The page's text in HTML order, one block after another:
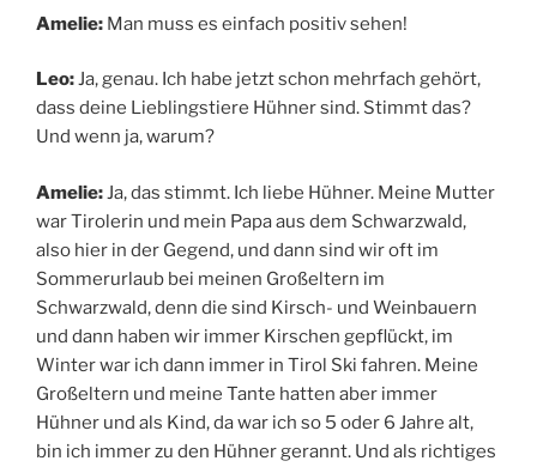
Amelie: Man muss es einfach positiv sehen!
Leo:Ja, genau. Ich habe jetzt schon mehrfach gehört,
dass deine Lieblingstiere Hühner sind. Stimmt das?
Und wenn ja, warum?
Amelie: Ja, das stimmt. Ich liebe Hühner. Meine Mutter
war Tirolerin und mein Papa aus dem Schwarzwald,
also hier in der Gegend, und dann sind wir oft im
Sommerurlaub bei meinen Großeltern im
Schwarzwald, denn die sind Kirsch- und Weinbauern
und dann haben wir immer Kirschen gepflückt, im
Winter war ich dann immer in Tirol Ski fahren. Meine
Großeltern und meine Tante hatten aber immer
Hühner und als Kind, da war ich so 5 oder 6 Jahre alt,
bin ich immer zu den Hühner gerannt. Und als richtiges